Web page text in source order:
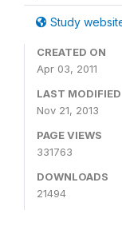
Study
CREATED ON
Apr 03, 2011
LAST MODIFIED
Nov 21, 2013
PAGE VIEWS
331763
DOWNLOADS
21494